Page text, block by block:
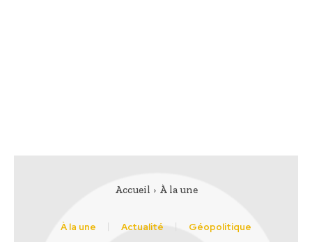
Accueil À la une
À la une Actualité Géopolitique